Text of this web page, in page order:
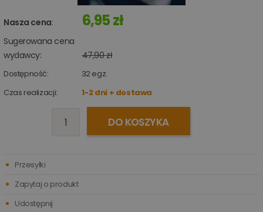
Nasza cena: 6,95 zł
Sugerowana cena
wydawcy:
47,90 zł
Dostępność: 32egz.
Czas realizacji:
1-2 dni + dostawa
DO KOSZYKA
Przesyłki
Zapytaj o produkt
Udostępnij